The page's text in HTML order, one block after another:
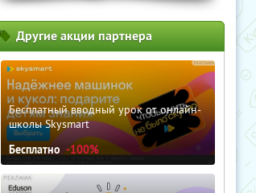
Другие акции партнера
Бесплатный вводный урок от онлайн-
школы Skysmart
Бесплатно -100%